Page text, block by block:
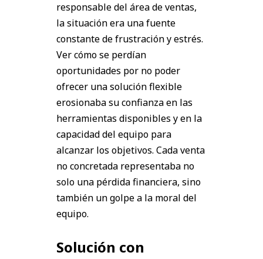
responsable del área de ventas,
la situación era una fuente
constante de frustración y estrés.
Ver cómo se perdían
oportunidades por no poder
ofrecer una solución flexible
erosionaba su confianza en las
herramientas disponibles y en la
capacidad del equipo para
alcanzar los objetivos. Cada venta
no concretada representaba no
solo una pérdida financiera, sino
también un golpe a la moral del
equipo.
Solución con